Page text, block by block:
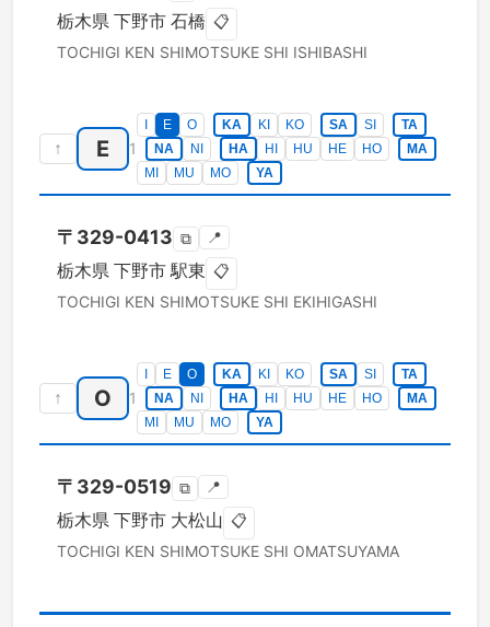
栃木県 下野市 石橋 📋
TOCHIGI KEN SHIMOTSUKE SHI ISHIBASHI
↑ E 1
E O KA KI KO SA SI
TA
NA
NI HA HI HU HE HO
MA
MI
MU MO YA
〒 329-0413 ⧉ 📍
栃木県 下野市 駅東 📋
TOCHIGI KEN SHIMOTSUKE SHI EKIHIGASHI
↑ O 1
E O KA KI KO SA SI
TA
NA
NI HA HI HU HE HO
MA
MI
MU MO YA
〒 329-0519 ⧉ 📍
栃木県 下野市 大松山 📋
TOCHIGI KEN SHIMOTSUKE SHI OMATSUYAMA